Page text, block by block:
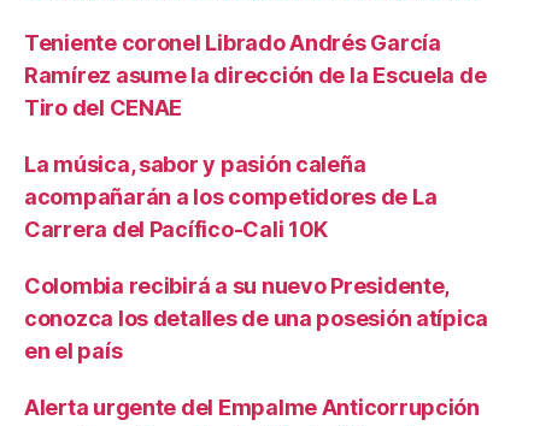
Teniente coronel Librado Andrés García
Ramírez asume la dirección de la Escuela de
Tiro del CENAE
La música, sabor y pasión caleña
acompañarán a los competidores de La
Carrera del Pacífico-Cali 10K
Colombia recibirá a su nuevo Presidente,
conozca los detalles de una posesión atípica
en el país
Alerta urgente del Empalme Anticorrupción